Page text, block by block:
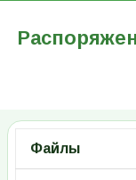
Файлы